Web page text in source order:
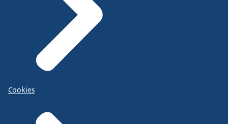
Cookies